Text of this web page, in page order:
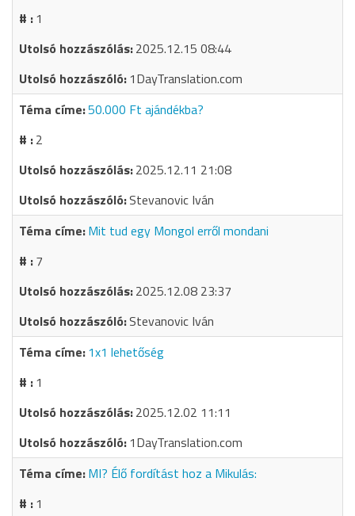
1
2025.12.15 08:44
1DayTranslation.com
50.000 Ft ajándékba?
2
2025.12.11 21:08
Stevanovic Iván
Mit tud egy Mongol erről mondani
7
2025.12.08 23:37
Stevanovic Iván
1x1 lehetőség
1
2025.12.02 11:11
1DayTranslation.com
MI? Élő fordítást hoz a Mikulás:
1